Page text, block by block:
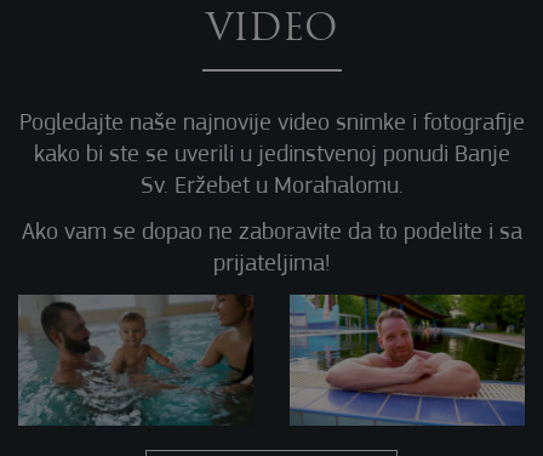
VIDEO
Pogledajte naše najnovije video snimke i fotografije
kako bi ste se uverili u jedinstvenoj ponudi Banje
Sv. Eržebet u Morahalomu.
Ako vam se dopao ne zaboravite da to podelite i sa
prijateljima!